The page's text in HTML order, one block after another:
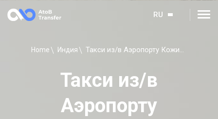
RU
Home Индия Такси из/в Аэропорту Кожикоде, Каликут
Такси из/в
Аэропорту